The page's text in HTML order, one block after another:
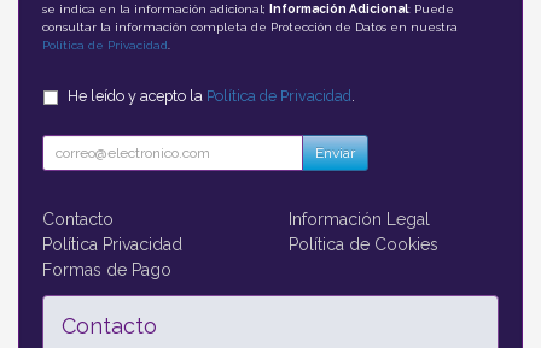
se indica en la información adicional;
Información Adicional: Puede
consultar la información completa de Protección de Datos en nuestra
Política de Privacidad
He leído y acepto la Política de Privacidad
Enviar
Contacto
Información Legal
Política Privacidad
Política de Cookies
Formas de Pago
Contacto